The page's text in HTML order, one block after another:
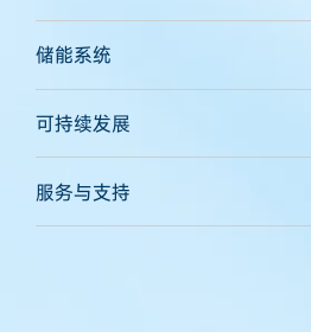
储能系统
可持续发展
服务与支持